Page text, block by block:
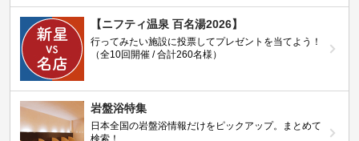
【ニフティ温泉 百名湯2026】
行ってみたい施設に投票してプレゼントを当てよう！
（全10回開催 / 合計260名様）
岩盤浴特集
日本全国の岩盤浴情報だけをピックアップ。まとめて